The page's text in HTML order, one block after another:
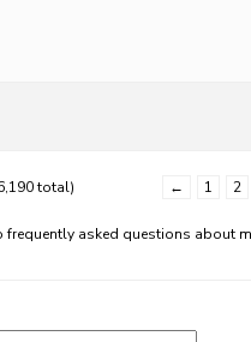
total) ← 1 2
frequently asked questions about